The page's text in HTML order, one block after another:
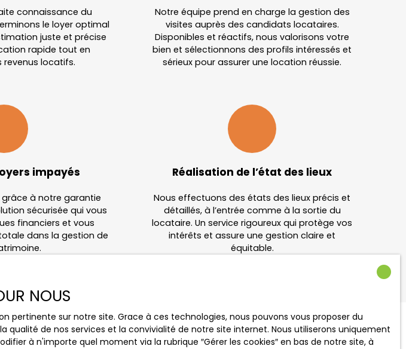
connaissance du
le loyer optimal
juste et précise
rapide tout en
locatifs.
Notre équipe prend en charge la gestion des
visites auprès des candidats locataires.
Disponibles et réactifs, nous valorisons votre
bien et sélectionnons des profils intéressés et
sérieux pour assurer une location réussie.
impayés
grâce à notre garantie
sécurisée qui vous
financiers et vous
dans la gestion de
Réalisation de l’état des lieux
Nous effectuons des états des lieux précis et
détaillés, à l’entrée comme à la sortie du
locataire. Un service rigoureux qui protège vos
intérêts et assure une gestion claire et
équitable.
NOUS
sur notre site. Grace à ces technologies, nous pouvons vous proposer du
de nos services et la convivialité de notre site internet. Nous utiliserons uniquement
à n'importe quel moment via la rubrique ″Gérer les cookies″ en bas de notre site, à